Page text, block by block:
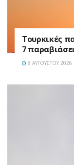
Τουρκικές
7
8 ΑΥΓΟΎΣΤΟΥ 2026